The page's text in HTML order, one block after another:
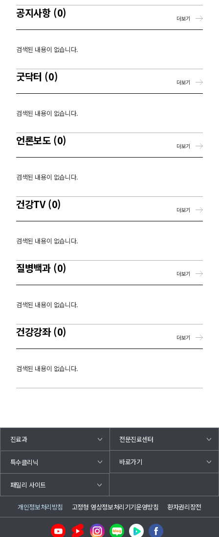
공지사항 (0)
검색된 내용이 없습니다.
더보기
굿닥터 (0)
검색된 내용이 없습니다.
더보기
언론보도 (0)
검색된 내용이 없습니다.
더보기
건강TV (0)
검색된 내용이 없습니다.
더보기
질병백과 (0)
검색된 내용이 없습니다.
더보기
건강강좌 (0)
검색된 내용이 없습니다.
더보기
진료과 전문진료센터
특수클리닉 바로가기
패밀리 사이트
개인정보처리방침 고정형 영상정보처리기기운영방침 환자권리장전